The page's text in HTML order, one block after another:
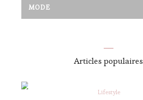
MODE
Articles populaires
Lifestyle